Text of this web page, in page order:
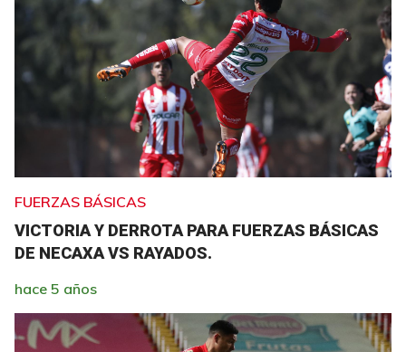
FUERZAS BÁSICAS
VICTORIA Y DERROTA PARA FUERZAS BÁSICAS
DE NECAXA VS RAYADOS.
hace 5 años